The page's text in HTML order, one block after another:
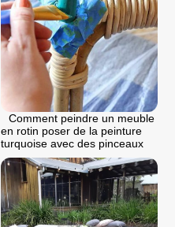
Comment peindre un meuble
en rotin poser de la peinture
turquoise avec des pinceaux